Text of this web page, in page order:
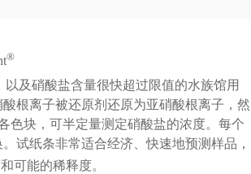
®
及硝酸盐含量很快超过限值的水族馆用
根离子被还原剂还原为亚硝酸根离子，然
色块，可半定量测定硝酸盐的浓度。每个
试纸条非常适合经济、快速地预测样品，
可能的稀释度。